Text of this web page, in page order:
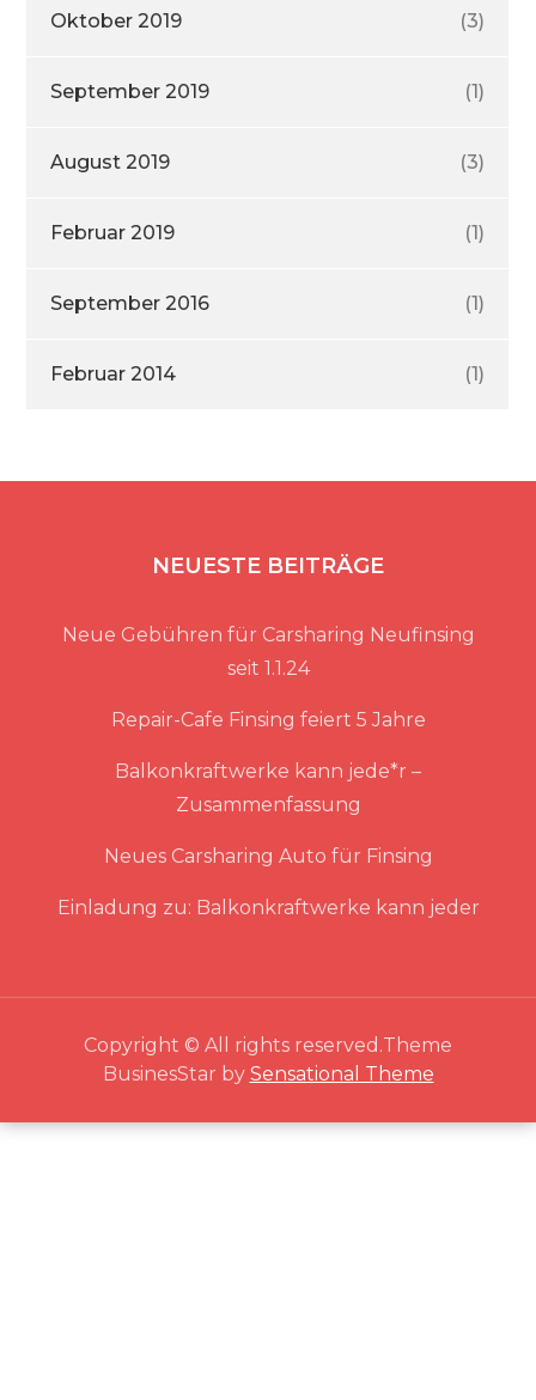
Oktober 2019 (3)
September 2019 (1)
August 2019 (3)
Februar 2019 (1)
September 2016 (1)
Februar 2014 (1)
NEUESTE BEITRÄGE
Neue Gebühren für Carsharing Neufinsing
seit 1.1.24
Repair-Cafe Finsing feiert 5 Jahre
Balkonkraftwerke kann jede*r –
Zusammenfassung
Neues Carsharing Auto für Finsing
Einladung zu: Balkonkraftwerke kann jeder
Copyright © All rights reserved.Theme
BusinesStar by Sensational Theme